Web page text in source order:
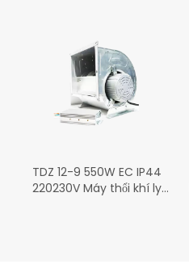
TDZ 12-9 550W EC IP44
220230V Máy thổi khí ly